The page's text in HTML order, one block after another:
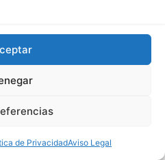
de PrivacidadAviso Legal